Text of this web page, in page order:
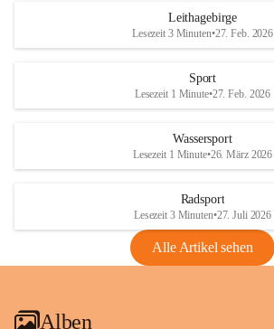
Maßnahmen zur Bekämpfung
Rebe und der Amerikanischen
Anhang VBl. EU Nr. 18
1 Seite•1,4 MB
VBl. EU Nr. 18_2026
Leithagebirge
Lesezeit 3 Minuten•27. Feb. 2026
Sport
Lesezeit 1 Minute•27. Feb. 2026
Wassersport
Lesezeit 1 Minute•26. März 2026
Radsport
Lesezeit 3 Minuten•27. Juli 2026
Alle Artikel sehen
Alben